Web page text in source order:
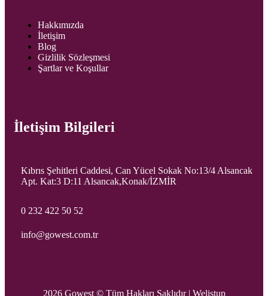
Hakkımızda
İletişim
Blog
Gizlilik Sözleşmesi
Şartlar ve Koşullar
İletişim Bilgileri
Kıbrıs Şehitleri Caddesi, Can Yücel Sokak No:13/4 Alsancak
Apt. Kat:3 D:11 Alsancak,Konak/İZMİR
0 232 422 50 52
info@gowest.com.tr
2026 Gowest © Tüm Hakları Saklıdır | Welistup